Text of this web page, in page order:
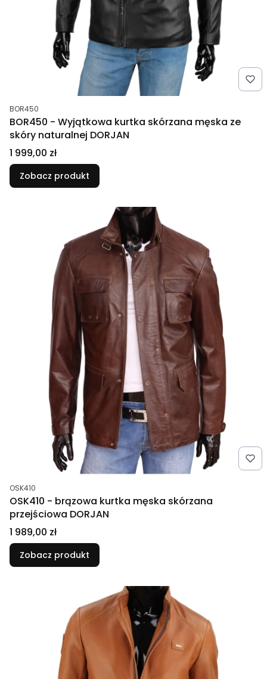
Kod produktu
BOR450
BOR450 - Wyjątkowa kurtka skórzana męska ze
skóry naturalnej DORJAN
Cena
1 999,00 zł
Zobacz produkt
Kod produktu
OSK410
OSK410 - brązowa kurtka męska skórzana
przejściowa DORJAN
Cena
1 989,00 zł
Zobacz produkt